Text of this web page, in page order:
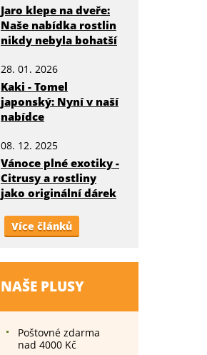
Jaro klepe na dveře:
Naše nabídka rostlin
nikdy nebyla bohatší
28. 01. 2026
Kaki - Tomel
japonský: Nyní v naší
nabídce
08. 12. 2025
Vánoce plné exotiky -
Citrusy a rostliny
jako originální dárek
Více článků
NAŠE PLUSY
Poštovné zdarma
nad 4000 Kč